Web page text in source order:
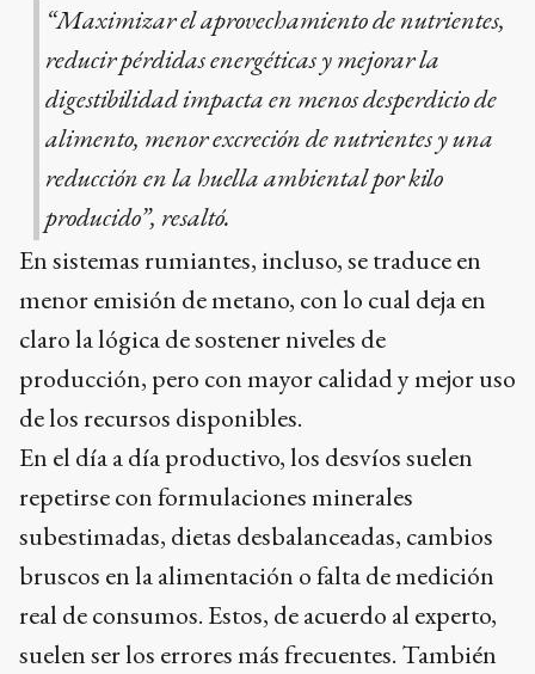
“Maximizar el aprovechamiento de nutrientes,
reducir pérdidas energéticas y mejorar la
digestibilidad impacta en menos desperdicio de
alimento, menor excreción de nutrientes y una
reducción en la huella ambiental por kilo
producido”, resaltó.
En sistemas rumiantes, incluso, se traduce en
menor emisión de metano, con lo cual deja en
claro la lógica de sostener niveles de
producción, pero con mayor calidad y mejor uso
de los recursos disponibles.
En el día a día productivo, los desvíos suelen
repetirse con formulaciones minerales
subestimadas, dietas desbalanceadas, cambios
bruscos en la alimentación o falta de medición
real de consumos. Estos, de acuerdo al experto,
suelen ser los errores más frecuentes. También